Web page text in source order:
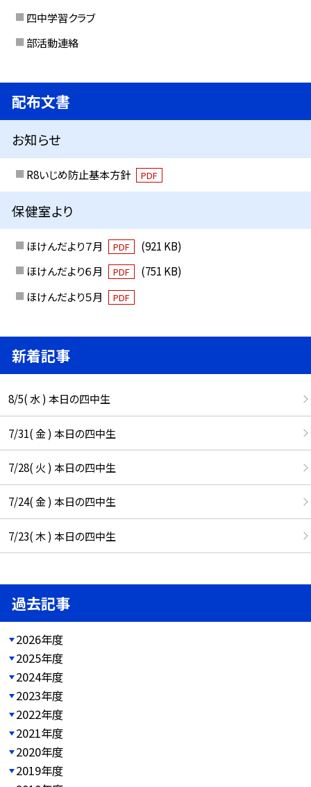
四中学習クラブ
部活動連絡
配布文書
お知らせ
R8いじめ防止基本方針 PDF
保健室より
ほけんだより７月 PDF
(921 KB)
ほけんだより６月
PDF
(751 KB)
ほけんだより５月
PDF
新着記事
8/5( 水 ) 本日の四中生
7/31( 金 ) 本日の四中生
7/28( 火 ) 本日の四中生
7/24( 金 ) 本日の四中生
7/23( 木 ) 本日の四中生
過去記事
2026年度
2025年度
2024年度
2023年度
2022年度
2021年度
2020年度
2019年度